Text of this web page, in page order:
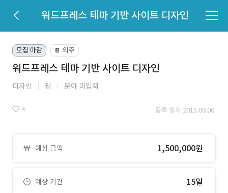
워드프레스 테마 기반 사이트 디자인
모집 마감 📔 외주
워드프레스 테마 기반 사이트 디자인
디자인 웹 분야 미입력
4 등록 일자 2015.08.06.
예상 금액 1,500,000원
예상 기간 15일